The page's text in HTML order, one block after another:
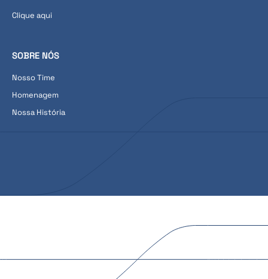
Clique aqui
SOBRE NÓS
Nosso Time
Homenagem
Nossa História